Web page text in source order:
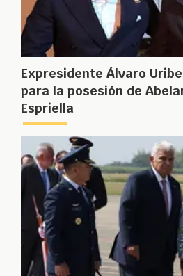
Expresidente Álvaro
para la posesión de
Espriella